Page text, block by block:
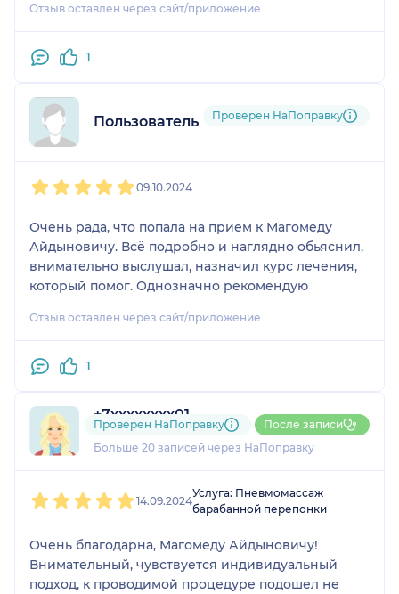
Отзыв оставлен через сайт/приложение
1
Пользователь НаПоправку
Проверен НаПоправку
09.10.2024
Очень рада, что попала на прием к Магомеду
Айдыновичу. Всё подробно и наглядно обьяснил,
внимательно выслушал, назначил курс лечения,
который помог. Однозначно рекомендую
Отзыв оставлен через сайт/приложение
1
+7xxxxxxxx01
3 отзываи 2 оценки
Больше 20 записей через НаПоправку
Проверен НаПоправку После записи
14.09.2024
Услуга: Пневмомассаж
барабанной перепонки
Очень благодарна, Магомеду Айдыновичу!
Внимательный, чувствуется индивидуальный
подход, к проводимой процедуре подошел не